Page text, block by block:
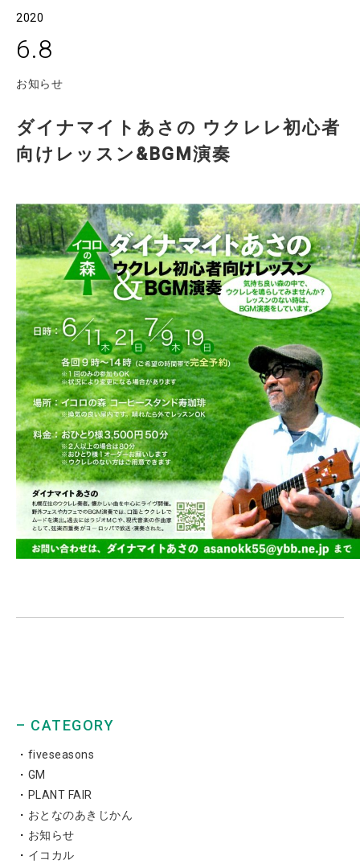
2020
6.8
お知らせ
ダイナマイトあさの ウクレレ初心者
向けレッスン&BGM演奏
– CATEGORY
fiveseasons
GM
PLANT FAIR
おとなのあきじかん
お知らせ
イコカル